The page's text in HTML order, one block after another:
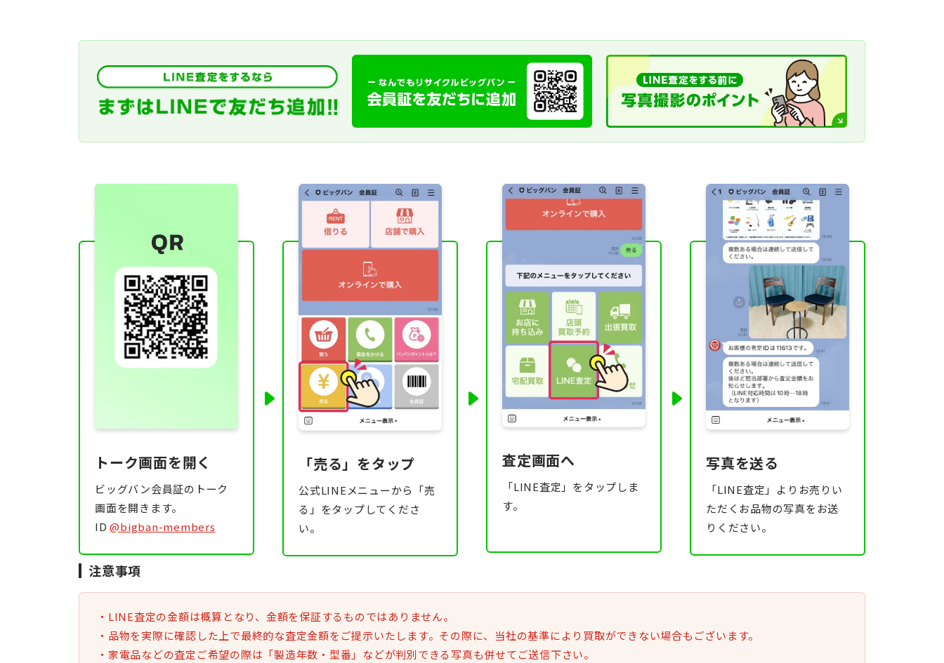
トーク画面を開く
ビッグバン会員証のトーク
画面を開きます。
ID@bigban-members
「売る」をタップ
公式LINEメニューから「売
る」をタップしてくださ
い。
査定画面へ
「LINE査定」をタップしま
す。
写真を送る
「LINE査定」よりお売りい
ただくお品物の写真をお送
りください。
注意事項
・LINE査定の金額は概算となり、金額を保証するものではありません。
・品物を実際に確認した上で最終的な査定金額をご提示いたします。その際に、当社の基準により買取ができない場合もございます。
・家電品などの査定ご希望の際は「製造年数・型番」などが判別できる写真も併せてご送信下さい。